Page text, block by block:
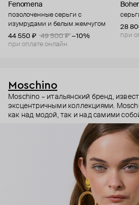
Fenomena
позолоченные серьги с
изумрудами и белым жемчугом
44 550 ₽
49 500 ₽ −10%
при оплате онлайн
28
при
Moschino
Moschino – итальянский бренд,
эксцентричными коллекциями.
как над модой, так и над самими
мгновенно становящиеся главными
выходы селебрити (помните Кэти
бале Института костюма Met Gala в
коллаборации с самыми
«Улицы Сезам» до The Sims. Украшения бренда –
гипертрофированно праздничные,
нарисованные: с кристаллами
расплавленными сердцами.